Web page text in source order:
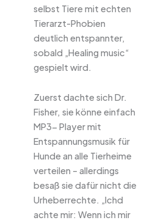
selbst Tiere mit echten
Tierarzt-Phobien
deutlich entspannter,
sobald „Healing music“
gespielt wird.
Zuerst dachte sich Dr.
Fisher, sie könne einfach
MP3- Player mit
Entspannungsmusik für
Hunde an alle Tierheime
verteilen – allerdings
besaß sie dafür nicht die
Urheberrechte. „Ichd
achte mir: Wenn ich mir